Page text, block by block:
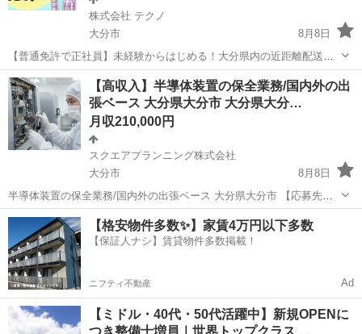
株式会社 テクノ
大分市
8月8日
【普通免許で正社員】未経験からはじめる！大分県内の近距離配送ド
ライバー 【応募先企業名】株式会社 テクノ 【雇用形態】正社員 【職
種】ドライバー・宅配 【応募資格】 ・日本語ネイティブレベルの方に
限る【仕事内容】 ※あなた...
大分 大分市 ドライバー
【高収入】半導体装置の保全業務/国内外の出
張ベース 大分県大分市 大分県大分…
月収210,000円
スクエアプランニング株式会社
大分市
8月8日
半導体装置の保全業務/国内外の出張ベース 大分県大分市 【応募先企
業名】スクエアプランニング株式会社 【雇用形態】正社員【人材紹
介】 【職種】整備士等の整備関連 【応募資格】 ・年齢要件: ～ 60歳
・日本語ネイティブ...
大分 大分市 その他
【格安物件多数✨】家賃4万円以下多数
【保証人ナシ】賃貸物件多数掲載！
ニフティ不動産 Ad
【ミドル・40代・50代活躍中】新規OPENに
つき整備士増員｜世界トップクラス…